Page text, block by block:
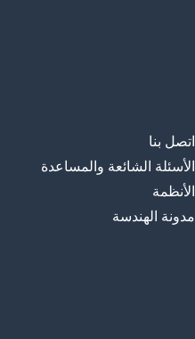
اتصل بنا
الأسئلة الشائعة والمساعدة
الأنظمة
مدونة الهندسة